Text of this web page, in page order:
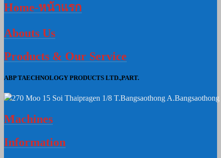
Home-หน้าแรก
Abouts Us
Products & Our Service
ABP TAECHNOLOGY PRODUCTS LTD.,PART.
270 Moo 15 Soi Thaipragen 1/8 T.Bangsaothong
Machines
Information